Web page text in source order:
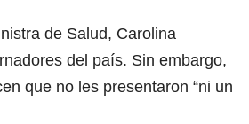
de Salud, Carolina
del país. Sin embargo,
que no les presentaron “ni un